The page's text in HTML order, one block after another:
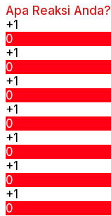
Apa Reaksi Anda?
+1
0
+1
0
+1
0
+1
0
+1
0
+1
0
+1
0